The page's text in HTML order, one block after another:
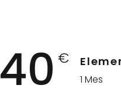
40 €
1 Mes